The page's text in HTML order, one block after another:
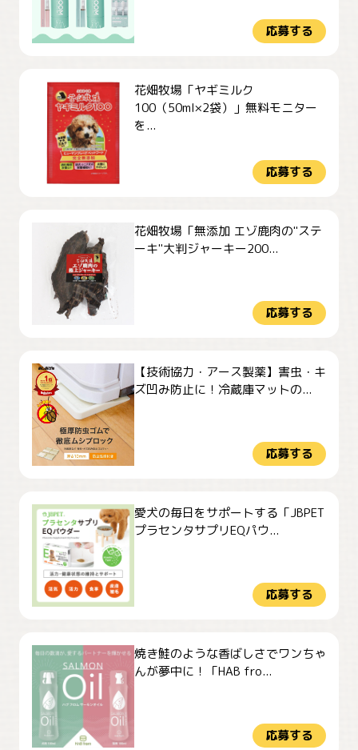
応募する
花畑牧場「ヤギミルク
100（50ml×2袋）」無料モニター
を...
応募する
花畑牧場「無添加 エゾ鹿肉の"ステ
ーキ"大判ジャーキー200...
応募する
【技術協力・アース製薬】害虫・キ
ズ凹み防止に！冷蔵庫マットの...
応募する
愛犬の毎日をサポートする「JBPET
プラセンタサプリEQパウ...
応募する
焼き鮭のような香ばしさでワンちゃ
んが夢中に！「HAB fro...
応募する